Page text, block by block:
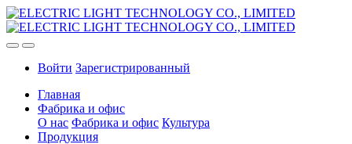
Войти Зарегистрированный
Главная
Фабрика и офис
О нас Фабрика и офис Культура
Продукция